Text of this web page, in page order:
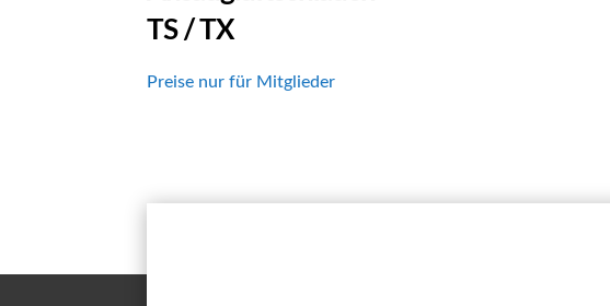
TS / TX
Preise nur für Mitglieder